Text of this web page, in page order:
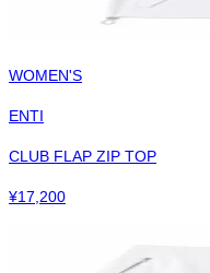
WOMEN'S
ENTI
CLUB FLAP ZIP TOP
¥17,200